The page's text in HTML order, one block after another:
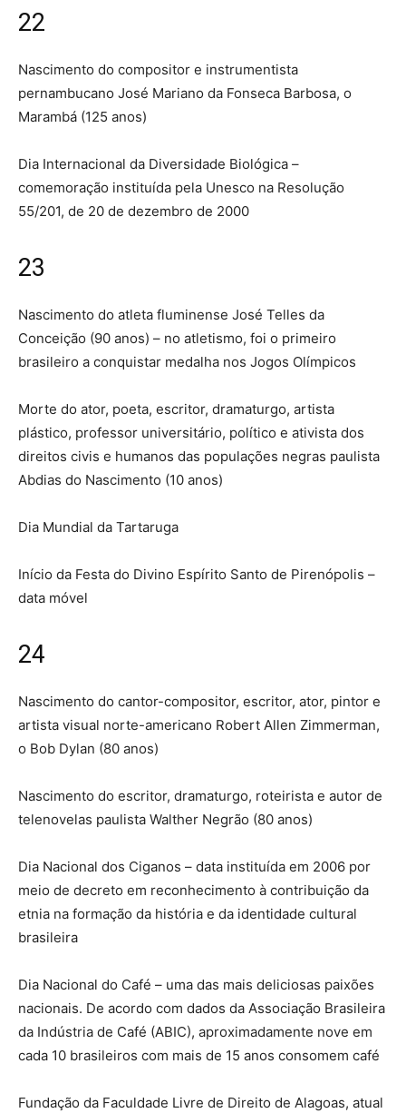
22
Nascimento do compositor e instrumentista
pernambucano José Mariano da Fonseca Barbosa, o
Marambá (125 anos)
Dia Internacional da Diversidade Biológica –
comemoração instituída pela Unesco na Resolução
55/201, de 20 de dezembro de 2000
23
Nascimento do atleta fluminense José Telles da
Conceição (90 anos) – no atletismo, foi o primeiro
brasileiro a conquistar medalha nos Jogos Olímpicos
Morte do ator, poeta, escritor, dramaturgo, artista
plástico, professor universitário, político e ativista dos
direitos civis e humanos das populações negras paulista
Abdias do Nascimento (10 anos)
Dia Mundial da Tartaruga
Início da Festa do Divino Espírito Santo de Pirenópolis –
data móvel
24
Nascimento do cantor-compositor, escritor, ator, pintor e
artista visual norte-americano Robert Allen Zimmerman,
o Bob Dylan (80 anos)
Nascimento do escritor, dramaturgo, roteirista e autor de
telenovelas paulista Walther Negrão (80 anos)
Dia Nacional dos Ciganos – data instituída em 2006 por
meio de decreto em reconhecimento à contribuição da
etnia na formação da história e da identidade cultural
brasileira
Dia Nacional do Café – uma das mais deliciosas paixões
nacionais. De acordo com dados da Associação Brasileira
da Indústria de Café (ABIC), aproximadamente nove em
cada 10 brasileiros com mais de 15 anos consomem café
Fundação da Faculdade Livre de Direito de Alagoas, atual